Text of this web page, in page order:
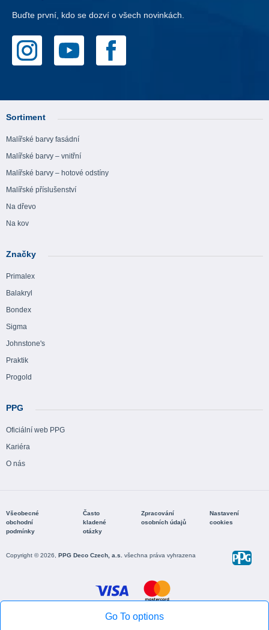
Go To options
Buďte první, kdo se dozví o všech novinkách.
Sortiment
Malířské barvy fasádní
Malířské barvy – vnitřní
Malířské barvy – hotové odstíny
Malířské příslušenství
Na dřevo
Na kov
Značky
Primalex
Balakryl
Bondex
Sigma
Johnstone's
Praktik
Progold
PPG
Oficiální web PPG
Kariéra
O nás
Všeobecné
obchodní
podmínky
Často
kladené
otázky
Zpracování
osobních údajů
Nastavení
cookies
Copyright © 2026, PPG Deco Czech, a.s. všechna práva vyhrazena